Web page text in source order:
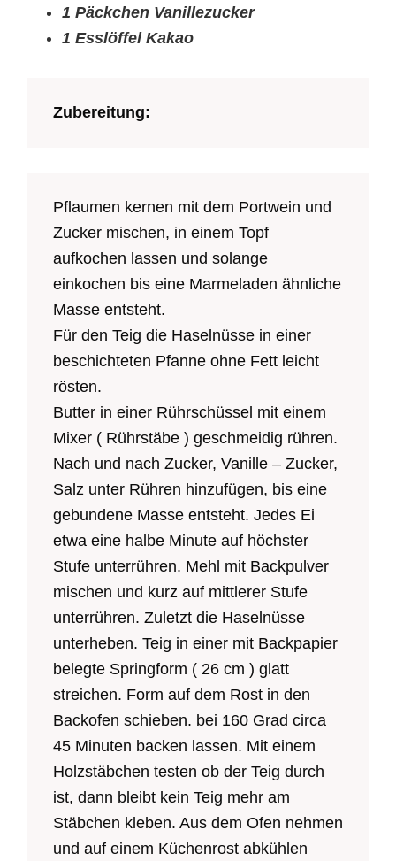
1 Päckchen Vanillezucker
1 Esslöffel Kakao
Zubereitung:
Pflaumen kernen mit dem Portwein und
Zucker mischen, in einem Topf
aufkochen lassen und solange
einkochen bis eine Marmeladen ähnliche
Masse entsteht.
Für den Teig die Haselnüsse in einer
beschichteten Pfanne ohne Fett leicht
rösten.
Butter in einer Rührschüssel mit einem
Mixer ( Rührstäbe ) geschmeidig rühren.
Nach und nach Zucker, Vanille – Zucker,
Salz unter Rühren hinzufügen, bis eine
gebundene Masse entsteht. Jedes Ei
etwa eine halbe Minute auf höchster
Stufe unterrühren. Mehl mit Backpulver
mischen und kurz auf mittlerer Stufe
unterrühren. Zuletzt die Haselnüsse
unterheben. Teig in einer mit Backpapier
belegte Springform ( 26 cm ) glatt
streichen. Form auf dem Rost in den
Backofen schieben. bei 160 Grad circa
45 Minuten backen lassen. Mit einem
Holzstäbchen testen ob der Teig durch
ist, dann bleibt kein Teig mehr am
Stäbchen kleben. Aus dem Ofen nehmen
und auf einem Küchenrost abkühlen